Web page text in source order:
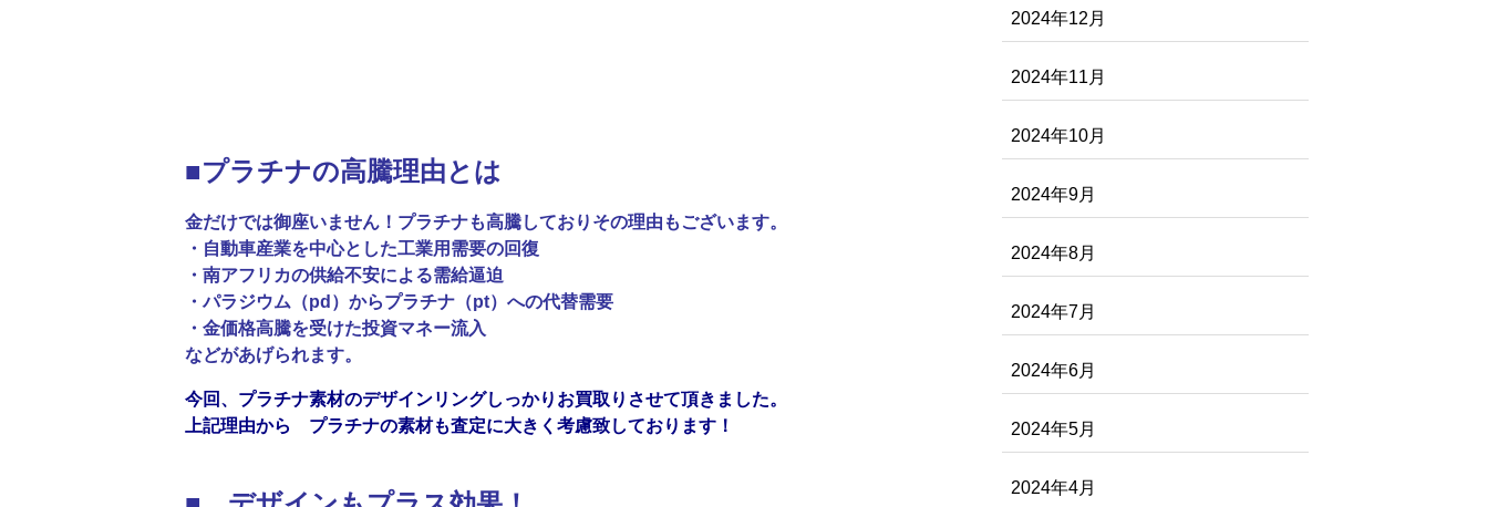
■プラチナの高騰理由とは
金だけでは御座いません！プラチナも高騰しておりその理由もございます。
・自動車産業を中心とした工業用需要の回復
・南アフリカの供給不安による需給逼迫
・パラジウム（pd）からプラチナ（pt）への代替需要
・金価格高騰を受けた投資マネー流入
などがあげられます。
今回、プラチナ素材のデザインリングしっかりお買取りさせて頂きました。
上記理由から プラチナの素材も査定に大きく考慮致しております！
2024年12月
2024年11月
2024年10月
2024年9月
2024年8月
2024年7月
2024年6月
2024年5月
2024年4月